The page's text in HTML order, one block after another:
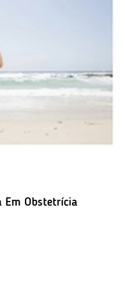
Em Obstetrícia